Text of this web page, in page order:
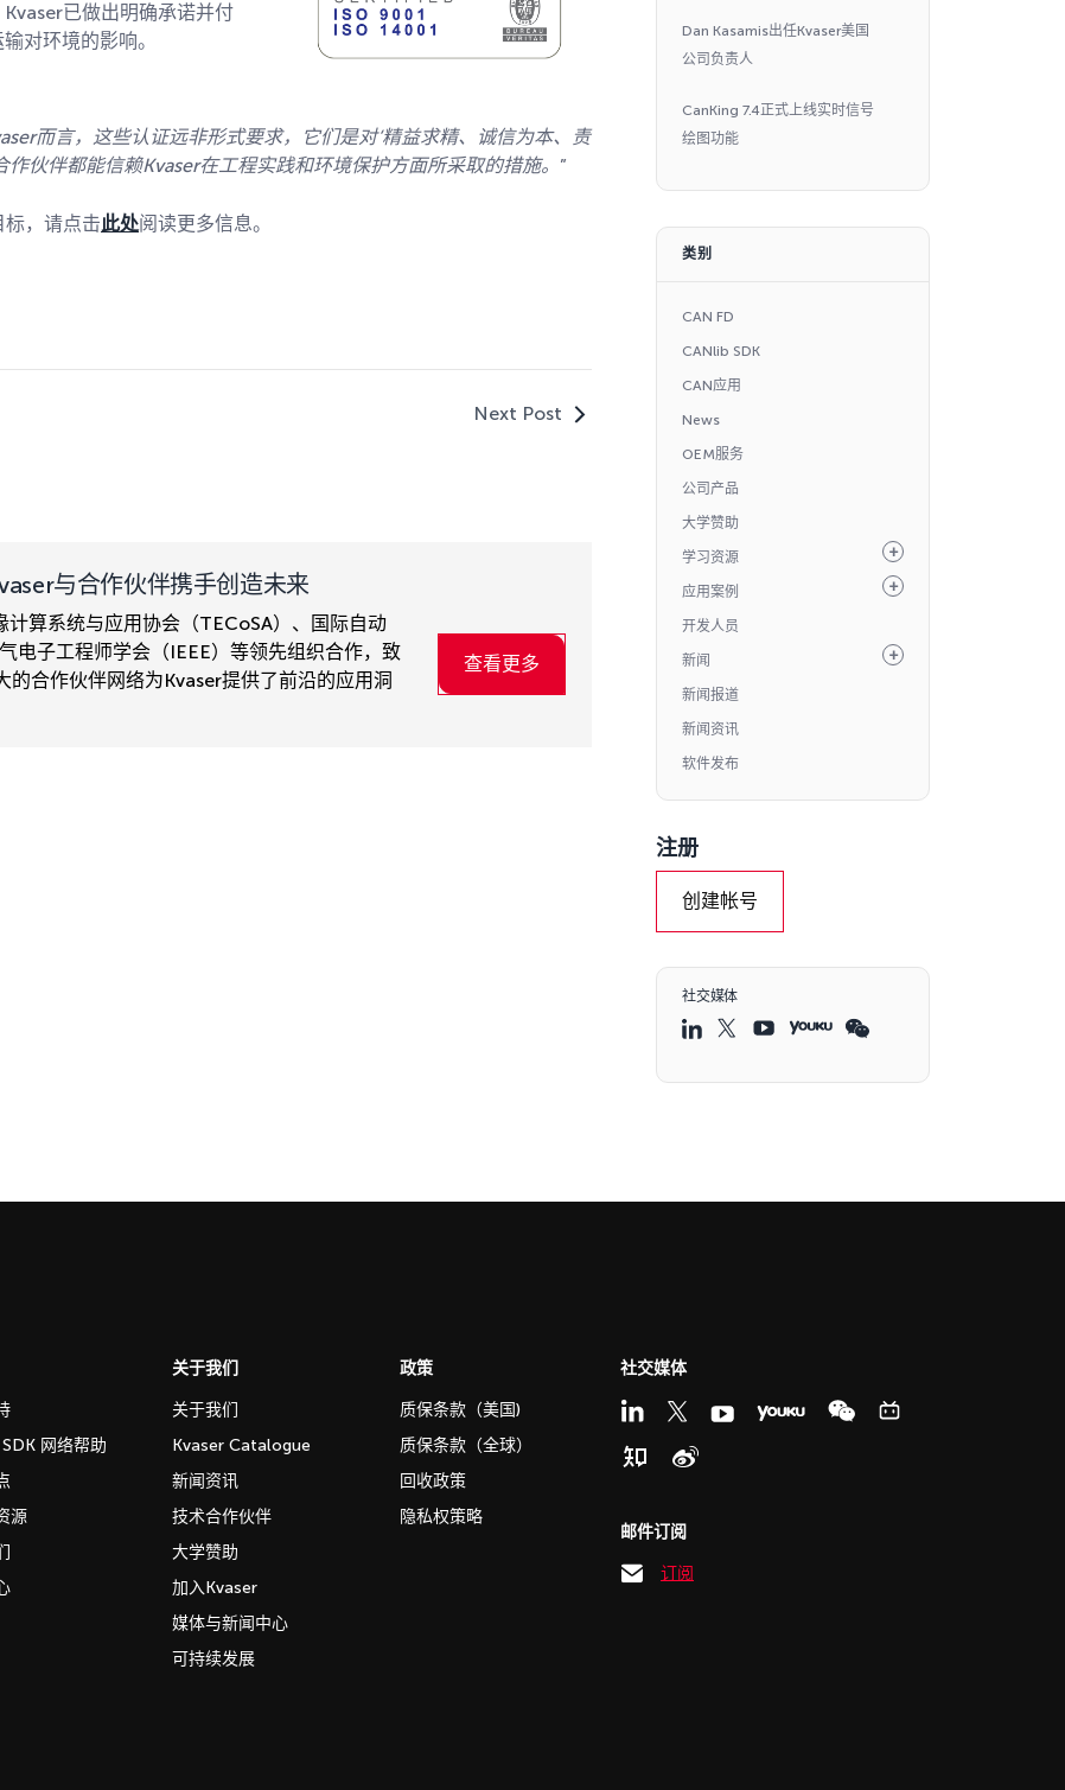
已做出明确承诺并付
对环境的影响。
而言，这些认证远非形式要求，它们是对‘精益求精、诚信为本、责
作伙伴都能信赖Kvaser在工程实践和环境保护方面所采取的措施。 ”
，请点击此处阅读更多信息。
Next Post
与合作伙伴携手创造未来
算系统与应用协会（TECoSA）、国际自动
子工程师学会（IEEE）等领先组织合作，致
合作伙伴网络为Kvaser提供了前沿的应用洞
查看更多
Dan Kasamis出任Kvaser美国
公司负责人
CanKing 7.4正式上线实时信号
绘图功能
类别
CAN FD
CANlib SDK
CAN应用
News
OEM服务
公司产品
大学赞助
学习资源
应用案例
开发人员
新闻
新闻报道
新闻资讯
软件发布
注册
创建帐号
社交媒体
网络帮助
源
关于我们
关于我们
Kvaser Catalogue
新闻资讯
技术合作伙伴
大学赞助
加入Kvaser
媒体与新闻中心
可持续发展
政策
质保条款（美国)
质保条款（全球）
回收政策
隐私权策略
社交媒体
邮件订阅
订阅